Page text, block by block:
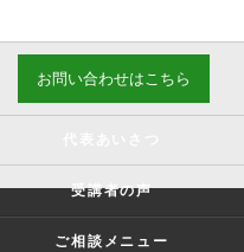
お問い合わせはこちら
受講者の声
ご相談メニュー